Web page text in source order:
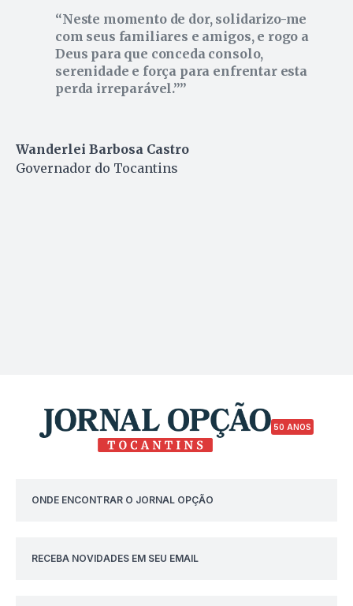
Neste momento de dor, solidarizo-me
com seus familiares e amigos, e rogo a
Deus para que conceda consolo,
serenidade e força para enfrentar esta
perda irreparável.”
Wanderlei Barbosa Castro
Governador do Tocantins
50 ANOS
ONDE ENCONTRAR O JORNAL OPÇÃO
RECEBA NOVIDADES EM SEU EMAIL